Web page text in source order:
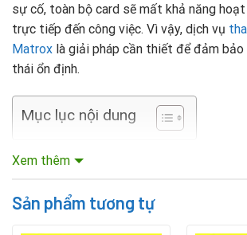
sự cố, toàn bộ card sẽ mất khả năng
trực tiếp đến công việc. Vì vậy, dịch vụ
Matrox là giải pháp cần thiết để đảm
thái ổn định.
Mục lục nội dung
Dấu hiệu IC nguồn VGA Matrox bị
hình ảnh.
Xem thêm
Sản phẩm tương tự